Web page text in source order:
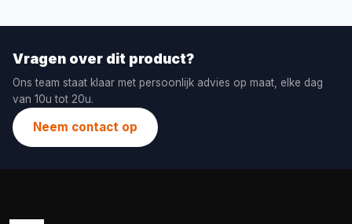
Vragen over dit product?
Ons team staat klaar met persoonlijk advies op maat, elke dag
van 10u tot 20u.
Neem contact op